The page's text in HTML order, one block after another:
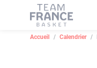
Accueil Calendrier
Panneau de gestion des cookies